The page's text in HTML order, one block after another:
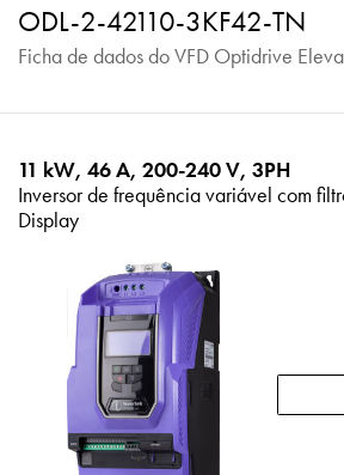
ODL-2-42110-3KF42-TN
Ficha de dados do VFD Optidrive
11 kW, 46 A, 200-240 V, 3PH
Inversor de frequência variável com
Display